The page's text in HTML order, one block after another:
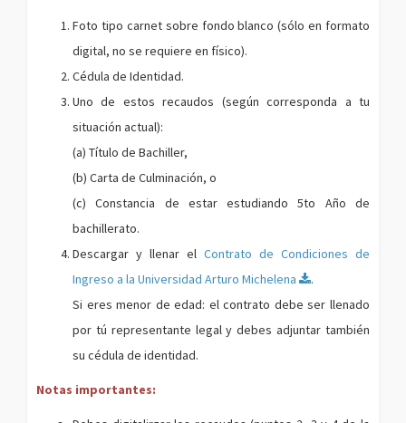
Foto tipo carnet sobre fondo blanco (sólo en formato
digital, no se requiere en físico).
Cédula de Identidad.
Uno de estos recaudos (según corresponda a tu
situación actual):
(a) Título de Bachiller,
(b) Carta de Culminación, o
(c) Constancia de estar estudiando 5to Año de
bachillerato.
Descargar y llenar el Contrato de Condiciones de
Ingreso a la Universidad Arturo Michelena
.
Si eres menor de edad: el contrato debe ser llenado
por tú representante legal y debes adjuntar también
su cédula de identidad.
Notas importantes: